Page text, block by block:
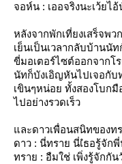
จอห์น : เออจริงนะเว้ยไ
หลังจากพักเที่ยงเสร็จพ
เย็นเป็นเวลากลับบ้านนั
ขี่มอเตอร์ไซต์ออกจากโ
นัทก็บังเอิญหันไปเจอกับ
เขินๆหน่อย ทั้งสองโบก
ไปอย่างรวดเร็ว
ละดาวเพื่อนสนิทของทร
ดาว : นี่ทราย นี่เํธอรู้จัก
ทราย : อืมใช่ เพิ่งรู้จักกั